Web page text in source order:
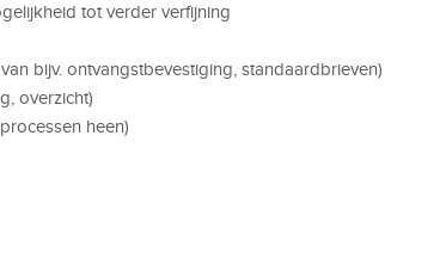
tot verder verfijning
bijv. ontvangstbevestiging, standaardbrieven)
overzicht)
heen)